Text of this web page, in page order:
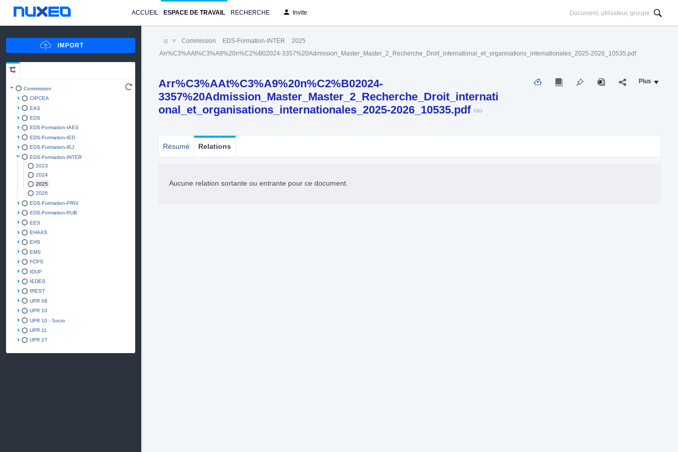
ACCUEIL ESPACE DE TRAVAIL RECHERCHE Invite
Commission
CIPCEA
EAS
EDS
EDS-Formation-IAES
EDS-Formation-IED
EDS-Formation-IEJ
EDS-Formation-INTER
2023
2024
2025
2026
EDS-Formation-PRIV
EDS-Formation-PUB
EES
EHAAS
EHS
EMS
FCPS
IDUP
IEDES
IREST
UFR 08
UFR 10
UFR 10 - Socio
UFR 11
UFR 27
Commission EDS-Formation-INTER 2025
Arr%C3%AAt%C3%A9%20n%C2%B02024-3357%20Admission_Master_Master_2_Recherche_Droit_international_et_organisations_internationales_2025-2026_10535.pdf
Arr%C3%AAt%C3%A9%20n%C2%B02024-
3357%20Admission_Master_Master_2_Recherche_Droit_internati
onal_et_organisations_internationales_2025-2026_10535.pdf
Plus
Résumé Relations
Aucune relation sortante ou entrante pour ce document.